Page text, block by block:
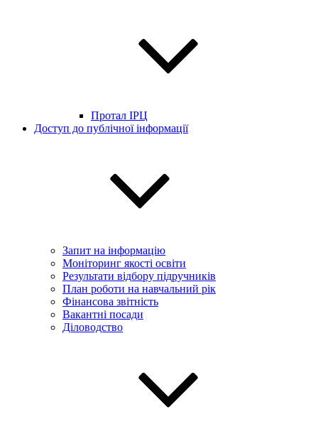
Протал ІРЦ
Доступ до публічної інформації
Запит на інформацію
Моніторинг якості освіти
Результати відбору підручників
План роботи на навчальний рік
Фінансова звітність
Вакантні посади
Діловодство